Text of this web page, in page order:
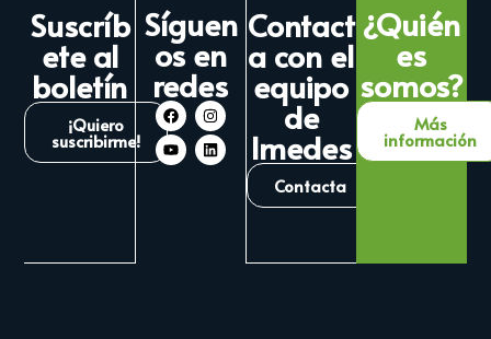
Suscríb
ete al
boletín
¡Quiero
suscribirme!
Síguen
os en
redes
Contact
a con el
equipo
de
Imedes
Contacta
¿Quién
es
somos?
Más
información